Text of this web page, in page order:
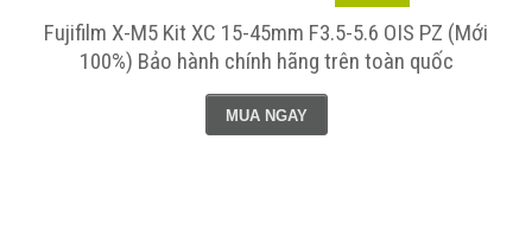
Fujifilm X-M5 Kit XC 15-45mm F3.5-5.6 OIS PZ (Mới
100%) Bảo hành chính hãng trên toàn quốc
MUA NGAY